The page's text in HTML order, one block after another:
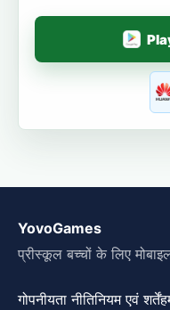
YovoGames
प्रीस्कूल बच्चों के लिए
गोपनीयता नीतिनियम एवं शर्तें